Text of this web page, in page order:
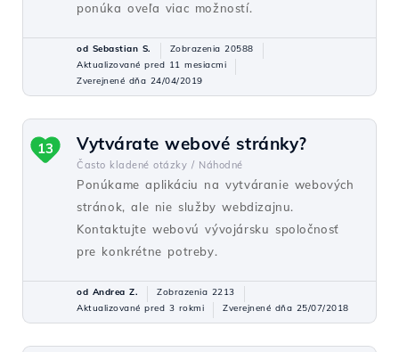
ponúka oveľa viac možností.
od Sebastian S.
Zobrazenia 20588
Aktualizované pred 11 mesiacmi
Zverejnené dňa 24/04/2019
Vytvárate webové stránky?
Často kladené otázky / Náhodné
Ponúkame aplikáciu na vytváranie webových
stránok, ale nie služby webdizajnu.
Kontaktujte webovú vývojársku spoločnosť
pre konkrétne potreby.
13
od Andrea Z.
Zobrazenia 2213
Aktualizované pred 3 rokmi
Zverejnené dňa 25/07/2018